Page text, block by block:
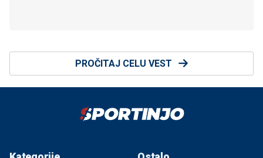
PROČITAJ CELU VEST